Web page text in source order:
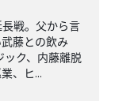
戦。父から言
藤との飲み
ック、内藤離脱
、ヒ...